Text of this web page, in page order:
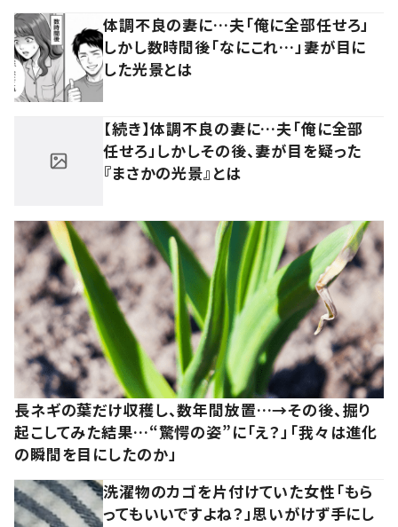
体調不良の妻に…夫「俺に全部任せろ」
しかし数時間後「なにこれ…」妻が目に
した光景とは
【続き】体調不良の妻に…夫「俺に全部
任せろ」しかしその後、妻が目を疑った
『まさかの光景』とは
長ネギの葉だけ収穫し、数年間放置…→その後、掘り
起こしてみた結果…“驚愕の姿”に「え？」「我々は進化
の瞬間を目にしたのか」
洗濯物のカゴを片付けていた女性「もら
ってもいいですよね？」思いがけず手にし